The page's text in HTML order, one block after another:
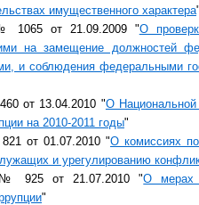
имущественного характера"
1065 от 21.09.2009 "О
на замещение должностей
и соблюдения федеральными
от 13.04.2010 "О Национальной
на 2010-2011 годы"
от 01.07.2010 "О комиссиях
и урегулированию
№ 925 от 21.07.2010 "О мерах
"